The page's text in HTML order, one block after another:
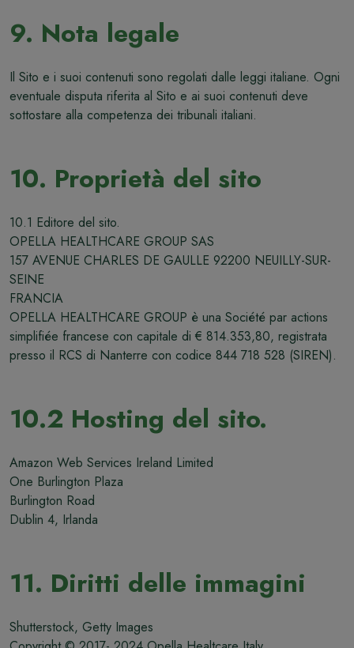
9. Nota legale
Il Sito e i suoi contenuti sono regolati dalle leggi italiane. Ogni
eventuale disputa riferita al Sito e ai suoi contenuti deve
sottostare alla competenza dei tribunali italiani.
10. Proprietà del sito
10.1 Editore del sito.
OPELLA HEALTHCARE GROUP SAS
157 AVENUE CHARLES DE GAULLE 92200 NEUILLY-SUR-
SEINE
FRANCIA
OPELLA HEALTHCARE GROUP è una Société par actions
simplifiée francese con capitale di € 814.353,80, registrata
presso il RCS di Nanterre con codice 844 718 528 (SIREN).
10.2 Hosting del sito.
Amazon Web Services Ireland Limited
One Burlington Plaza
Burlington Road
Dublin 4, Irlanda
11. Diritti delle immagini
Shutterstock, Getty Images